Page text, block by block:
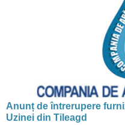
Anunț de întrerupere
Uzinei din Tileagd